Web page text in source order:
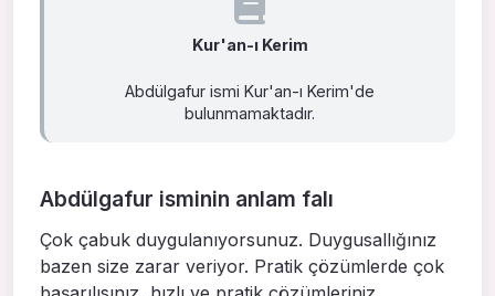
Kur'an-ı Kerim
Abdülgafur ismi Kur'an-ı Kerim'de
bulunmamaktadır.
Abdülgafur isminin anlam falı
Çok çabuk duygulanıyorsunuz. Duygusallığınız
bazen size zarar veriyor. Pratik çözümlerde çok